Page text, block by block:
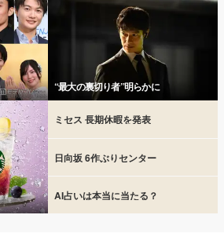
“最大の裏切り者”明らかに
ミセス 長期休暇を発表
日向坂 6作ぶりセンター
AI占いは本当に当たる？